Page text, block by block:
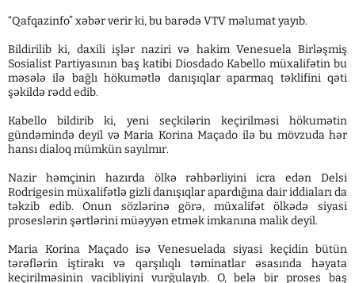
“Qafqazinfo” xəbər verir ki, bu barədə VTV məlumat yayıb.
Bildirilib ki, daxili işlər naziri və hakim Venesuela Birləşmiş
Sosialist Partiyasının baş katibi Diosdado Kabello müxalifətin bu
məsələ ilə bağlı hökumətlə danışıqlar aparmaq təklifini qəti
şəkildə rədd edib.
Kabello bildirib ki, yeni seçkilərin keçirilməsi hökumətin
gündəmində deyil və Maria Korina Maçado ilə bu mövzuda hər
hansı dialoq mümkün sayılmır.
Nazir həmçinin hazırda ölkə rəhbərliyini icra edən Delsi
Rodrigesin müxalifətlə gizli danışıqlar apardığına dair iddiaları da
təkzib edib. Onun sözlərinə görə, müxalifət ölkədə siyasi
proseslərin şərtlərini müəyyən etmək imkanına malik deyil.
Maria Korina Maçado isə Venesuelada siyasi keçidin bütün
tərəflərin iştirakı və qarşılıqlı təminatlar əsasında həyata
keçirilməsinin vacibliyini vurğulayıb. O, belə bir proses baş